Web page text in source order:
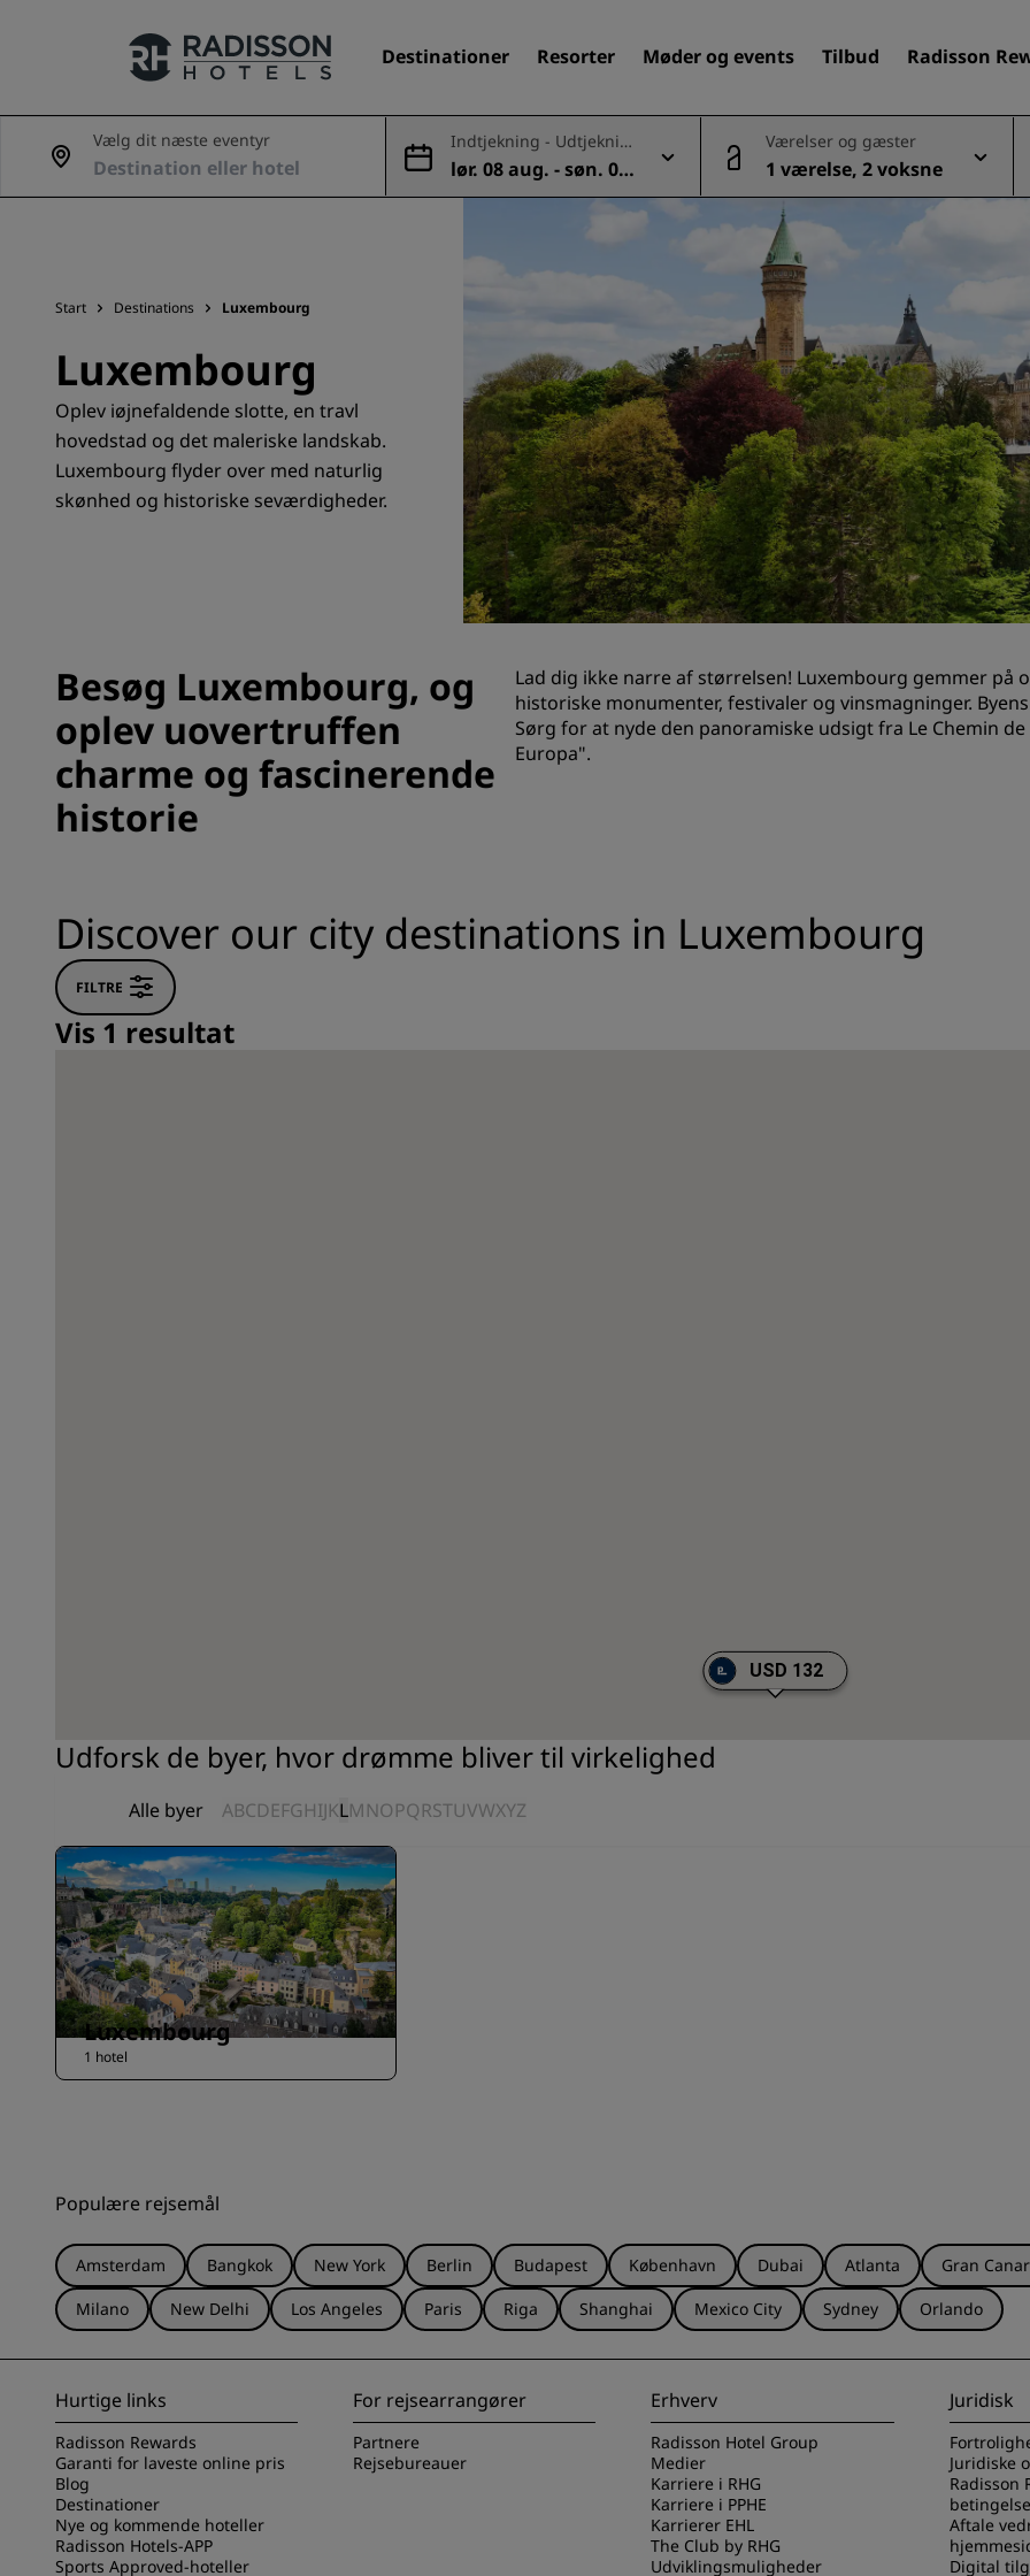
Destinationer Resorter Møder og events Tilbud Radisson
Vores brands
Find dit hotel
Destinationer
Resorter
Servicerede lejligheder
Lufthavnshoteller
Nye og kommende
Møder og arrangementer
Opdag Radisson Meetings
Book et mødelokale
Anmod om et tilbud
Destinationer til events
Brancheløsninger
Søg flyafgange
Søg flyafgange
Radisson Hotels-app
Vælg dit næste eventyr
Indtjekning - Udtjeknin
g
lør. 08 aug. - søn. 09
aug.
Værelser og gæster
1 værelse, 2 voksne
Start Destinations Luxembourg
Luxembourg
Oplev iøjnefaldende slotte, en travl
hovedstad og det maleriske landskab.
Luxembourg flyder over med naturlig
skønhed og historiske seværdigheder.
Besøg Luxembourg, og
oplev uovertruffen
charme og fascinerende
historie
Lad dig ikke narre af størrelsen! Luxembourg gemmer
historiske monumenter, festivaler og vinsmagninger.
Sørg for at nyde den panoramiske udsigt fra Le Chemin
Europa".
Discover our city destinations in Luxembourg
FILTRE
Vis 1 resultat
USD 132
Udforsk de byer, hvor drømme bliver til virkelighed
Alle byer ABCDEFGHIJKLMNOPQRSTUVWXYZ
Luxembourg
1 hotel
Populære rejsemål
Amsterdam Bangkok New York Berlin Budapest København Dubai Atlanta Gran
Milano
New Delhi Los Angeles Paris Riga Shanghai Mexico City Sydney Orlando
Hurtige links
Radisson Rewards
Garanti for laveste online pris
Blog
Destinationer
Nye og kommende hoteller
Radisson Hotels-APP
Sports Approved-hoteller
For rejsearrangører
Partnere
Rejsebureauer
Erhverv
Radisson Hotel Group
Medier
Karriere i RHG
Karriere i PPHE
Karrierer EHL
The Club by RHG
Udviklingsmuligheder
Juridisk
Juridiske
Radisson
Aftale
Digital